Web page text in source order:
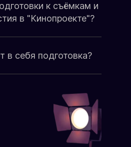
к съёмкам и
в "Кинопроекте"?
в себя подготовка?